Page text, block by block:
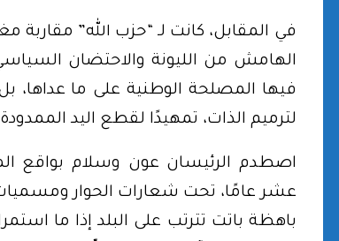
في المقابل، كانت لـ “حزب الله” مقاربة
الهامش من الليونة والاحتضان
فيها المصلحة الوطنية على ما
لترميم الذات، تمهيدًا لقطع اليد
اصطدم الرئيسان عون وسلام بواقع
عشر عامًا، تحت شعارات الحوار ومسميات
باهظة باتت تترتب على البلد إذا ما